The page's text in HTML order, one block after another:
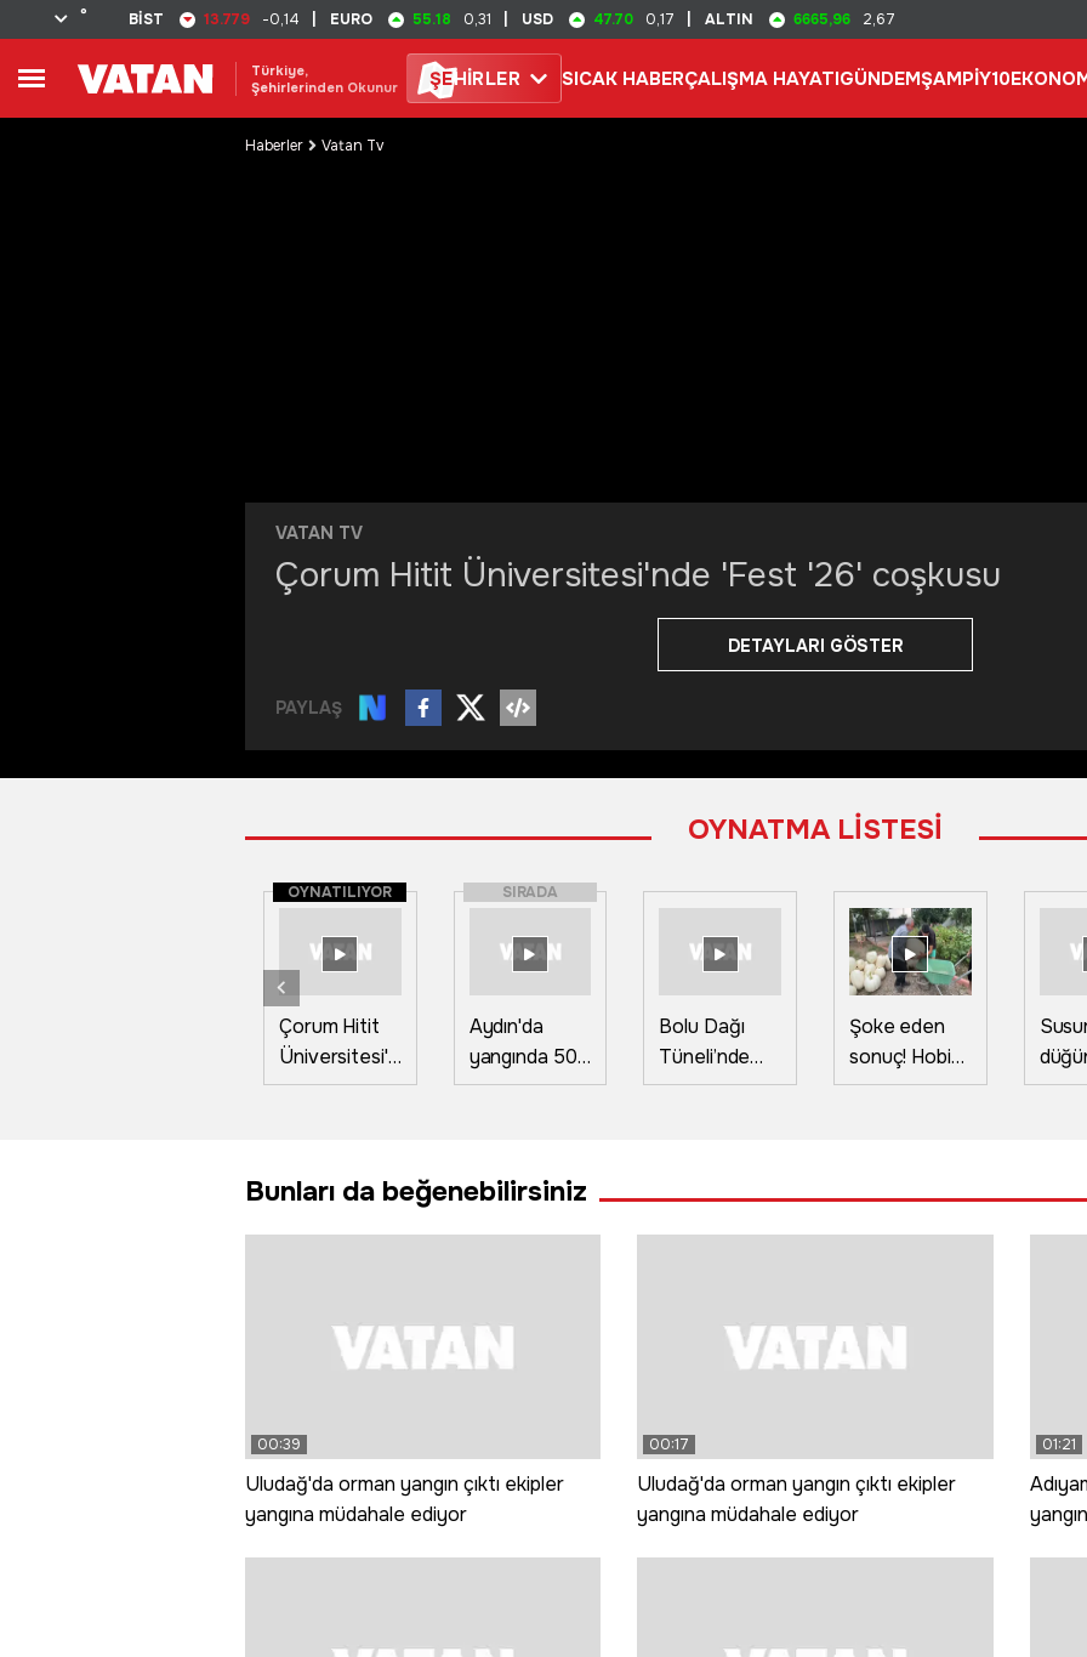
° BİST 13.779 -0,14 EURO 55.18 0,31 USD 47.70 0,17 ALTIN 6665,96 2,67
Türkiye,
Şehirlerinden Okunur
ŞEHİRLER SICAK HABERÇALIŞMA HAYATIGÜNDEMŞAMPİY10
Haberler Vatan Tv
VATAN TV
Çorum Hitit Üniversitesi'nde 'Fest '26' coşkusu
DETAYLARI GÖSTER
PAYLAŞ
OYNATMA LİSTESİ
OYNATILIYOR
Çorum Hitit
Üniversitesi'nde
'Fest '26'
SIRADA
Aydın'da
yangında 50
dönüm
gördü
Bolu Dağı
Tüneli’nde
motor
yandı
Şoke eden
sonuç! Hobi
amaçlı ektiği
üzerinde
ürün aldı
Bunları da beğenebilirsiniz
00:39
Uludağ'da orman yangın çıktı ekipler
yangına müdahale ediyor
00:17
Uludağ'da orman yangın çıktı ekipler
yangına müdahale ediyor
01:21